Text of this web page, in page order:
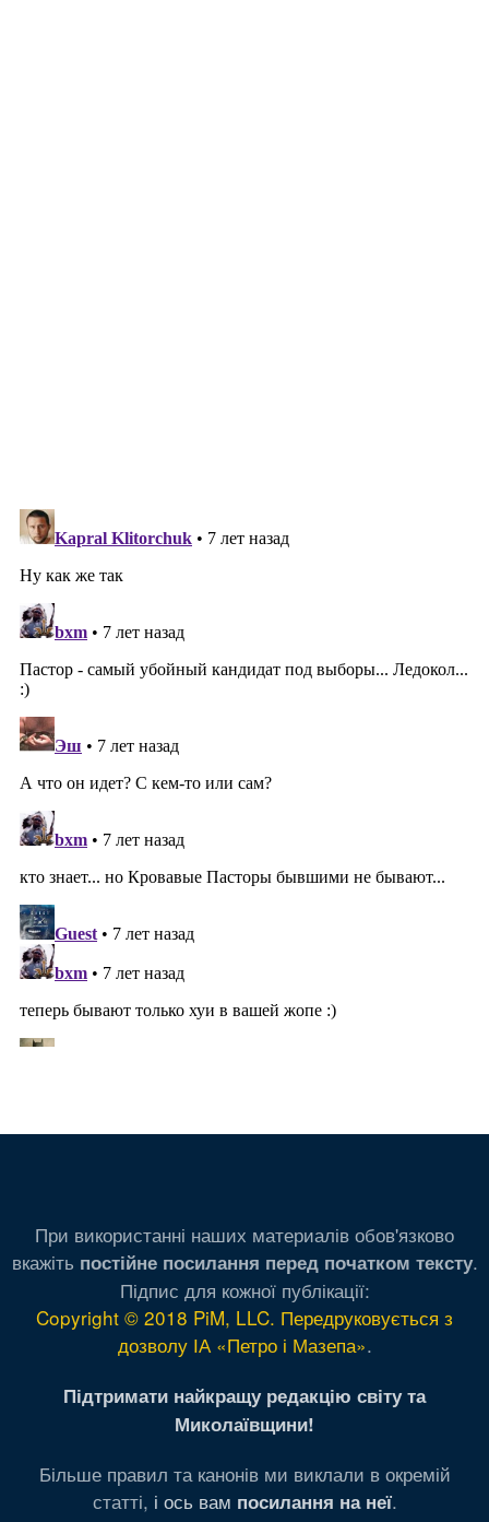
При використанні наших материалів обов'язково
вкажіть постійне посилання перед початком тексту.
Підпис для кожної публікації:
Copyright © 2018 PiM, LLC. Передруковується з
дозволу ІА «Петро і Мазепа».
Підтримати найкращу редакцію світу та
Миколаївщини!
Більше правил та канонів ми виклали в окремій
статті, і ось вам посилання на неї.